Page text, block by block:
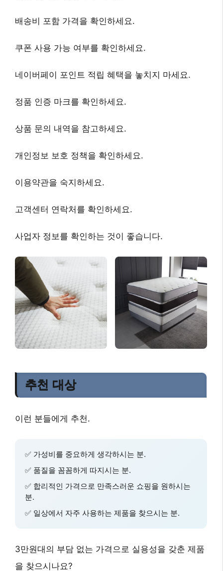
배송비 포함 가격을 확인하세요.
쿠폰 사용 가능 여부를 확인하세요.
네이버페이 포인트 적립 혜택을 놓치지 마세요.
정품 인증 마크를 확인하세요.
상품 문의 내역을 참고하세요.
개인정보 보호 정책을 확인하세요.
이용약관을 숙지하세요.
고객센터 연락처 를 확인하세요.
사업자 정보를 확인하는 것이 좋습니다.
추천 대상
이런 분들에게 추천.
✅ 가성비를 중요하게 생각하시는 분.
✅ 품질을 꼼꼼하게 따지시는 분.
✅ 합리적인 가격으로 만족스러운 쇼핑을 원하시는
분.
✅ 일상에서 자주 사용하는 제품을 찾으시는 분.
3만원대 의 부담 없는 가격으로 실용성을 갖춘 제품
을 찾으시나요?